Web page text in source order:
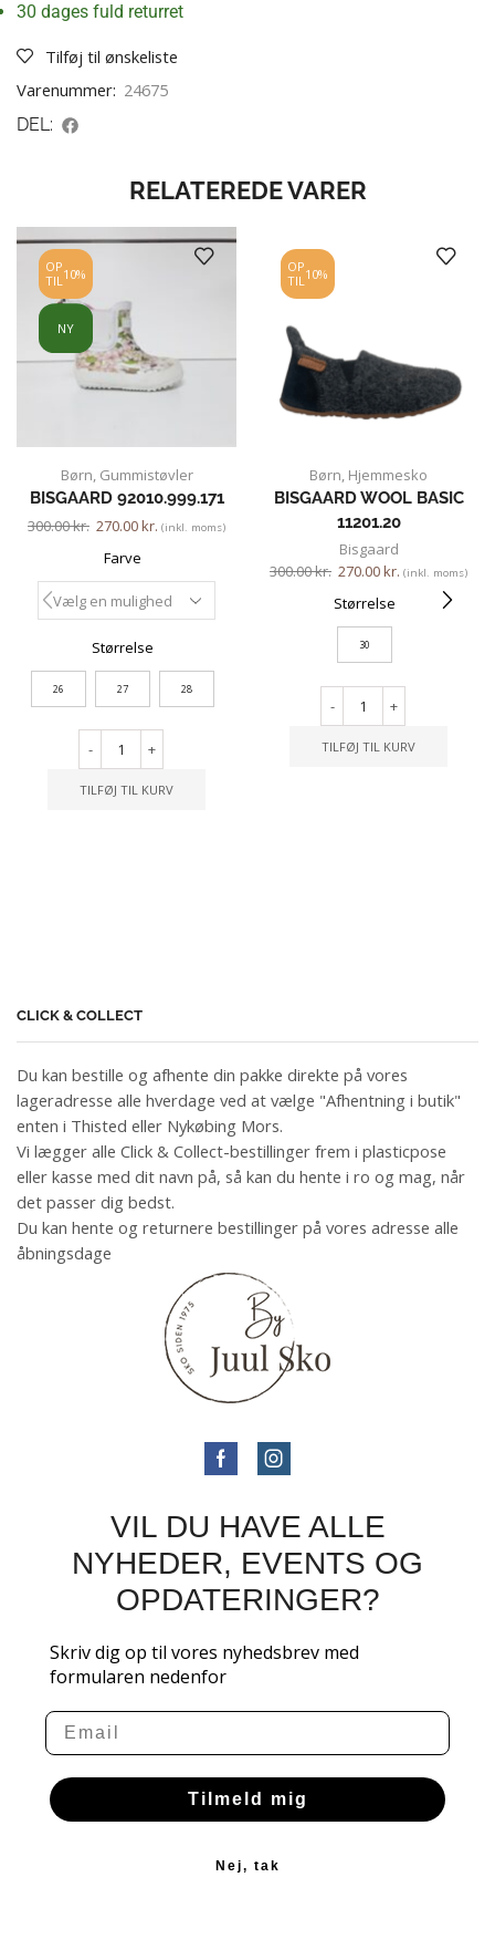
30 dages fuld returret
Tilføj til ønskeliste
Varenummer: 24675
DEL:
RELATEREDE VARER
OP
TIL10%
NY
Børn, Gummistøvler
BISGAARD 92010.999.171
300.00kr. 270.00kr. (inkl. moms)
Farve
Størrelse
26 27 28
- +
TILFØJ TIL KURV
OP
TIL10%
Børn, Hjemmesko
BISGAARD WOOL BASIC
11201.20
Bisgaard
300.00kr. 270.00kr. (inkl. moms)
Størrelse
30
- +
TILFØJ TIL KURV
CLICK & COLLECT
Du kan bestille og afhente din pakke direkte på vores
lageradresse alle hverdage ved at vælge "Afhentning i butik"
enten i Thisted eller Nykøbing Mors.
Vi lægger alle Click & Collect-bestillinger frem i plasticpose
eller kasse med dit navn på, så kan du hente i ro og mag, når
det passer dig bedst.
Du kan hente og returnere bestillinger på vores adresse alle
åbningsdage
VIL DU HAVE ALLE
NYHEDER, EVENTS OG
OPDATERINGER?
Skriv dig op til vores nyhedsbrev med
formularen nedenfor
Email
Tilmeld mig
Nej, tak